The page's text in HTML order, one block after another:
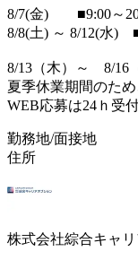
8/7(金) ■9:00～
8/8(土) ～ 8/12(水)
8/13（木）～ 8/16
夏季休業期間のた
WEB応募は24ｈ受付
勤務地/面接地
住所
株式会社綜合キャ